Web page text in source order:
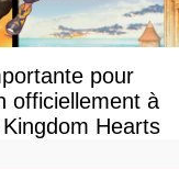
pour
officiellement à
Hearts